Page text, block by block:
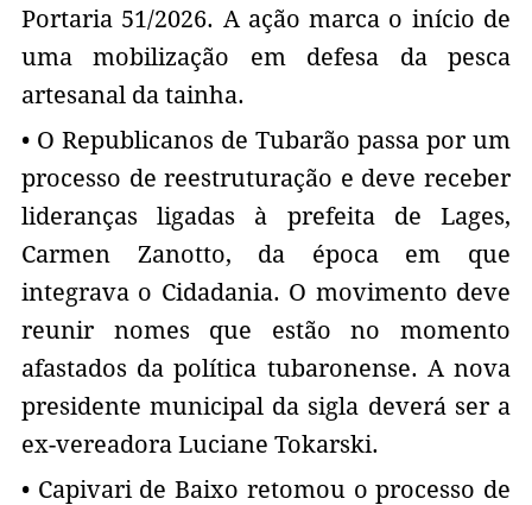
Portaria 51/2026. A ação marca o início de
uma mobilização em defesa da pesca
artesanal da tainha.
• O Republicanos de Tubarão passa por um
processo de reestruturação e deve receber
lideranças ligadas à prefeita de Lages,
Carmen Zanotto, da época em que
integrava o Cidadania. O movimento deve
reunir nomes que estão no momento
afastados da política tubaronense. A nova
presidente municipal da sigla deverá ser a
ex-vereadora Luciane Tokarski.
• Capivari de Baixo retomou o processo de